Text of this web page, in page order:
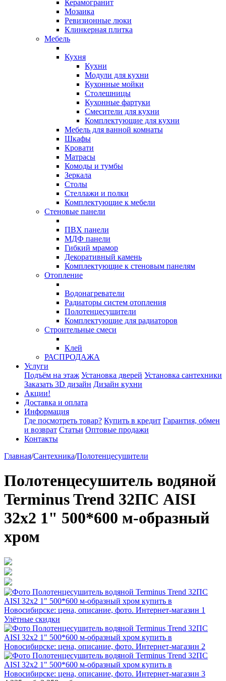
Керамогранит
Мозаика
Ревизионные люки
Клинкерная плитка
Мебель
Кухня
Кухни
Модули для кухни
Кухонные мойки
Столешницы
Кухонные фартуки
Смесители для кухни
Комплектующие для кухни
Мебель для ванной комнаты
Шкафы
Кровати
Матрасы
Комоды и тумбы
Зеркала
Столы
Стеллажи и полки
Комплектующие к мебели
Стеновые панели
ПВХ панели
МДФ панели
Гибкий мрамор
Декоративный камень
Комплектующие к стеновым панелям
Отопление
Водонагреватели
Радиаторы систем отопления
Полотенцесушители
Комплектующие для радиаторов
Строительные смеси
Клей
РАСПРОДАЖА
Услуги
Подъём на этаж Установка дверей Установка сантехники
Заказать 3D дизайн Дизайн кухни
Акции!
Доставка и оплата
Информация
Где посмотреть товар? Купить в кредит Гарантия, обмен
и возврат Статьи Оптовые продажи
Контакты
Главная/Сантехника/Полотенцесушители
Полотенцесушитель водяной
Terminus Trend 32ПС AISI
32х2 1" 500*600 м-образный
хром
Улётные скидки